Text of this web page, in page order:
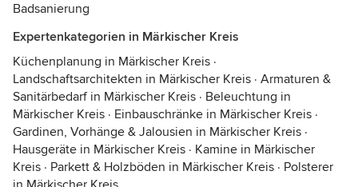
Badsanierung
Expertenkategorien in Märkischer Kreis
Küchenplanung in Märkischer Kreis ·
Landschaftsarchitekten in Märkischer Kreis · Armaturen &
Sanitärbedarf in Märkischer Kreis · Beleuchtung in
Märkischer Kreis · Einbauschränke in Märkischer Kreis ·
Gardinen, Vorhänge & Jalousien in Märkischer Kreis ·
Hausgeräte in Märkischer Kreis · Kamine in Märkischer
Kreis · Parkett & Holzböden in Märkischer Kreis · Polsterer